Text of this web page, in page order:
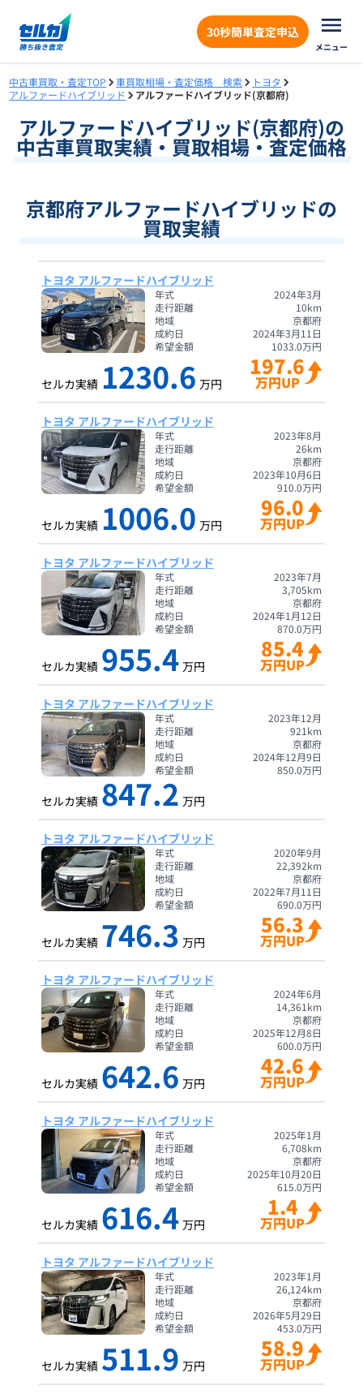
30秒簡単査定申込
メニュー
中古車買取・査定TOP 車買取相場・査定価格 検索
トヨタ
アルファードハイブリッド
アルファードハイブリッド(京都府)
アルファードハイブリッド(京都府)の
中古車買取実績・買取相場・査定価格
京都府アルファードハイブリッドの
買取実績
トヨタ アルファードハイブリッド
年式
2024年3月
走行距離
10km
地域
京都府
成約日
2024年3月11日
希望金額
1033.0万円
セルカ実績 1230.6 万円
197.6
万円UP
トヨタ アルファードハイブリッド
年式
2023年8月
走行距離
26km
地域
京都府
成約日
2023年10月6日
希望金額
910.0万円
セルカ実績 1006.0 万円
96.0
万円UP
トヨタ アルファードハイブリッド
年式
2023年7月
走行距離
3,705km
地域
京都府
成約日
2024年1月12日
希望金額
870.0万円
セルカ実績 955.4 万円
85.4
万円UP
トヨタ アルファードハイブリッド
年式
2023年12月
走行距離
921 km
地域
京都府
成約日
2024年12月9日
希望金額
850.0万円
セルカ実績 847.2 万円
トヨタ アルファードハイブリッド
年式
2020年9月
走行距離
22,392km
地域
京都府
成約日
2022年7月11日
希望金額
690.0万円
セルカ実績 746.3 万円
56.3
万円UP
トヨタ アルファードハイブリッド
年式
2024年6月
走行距離
14,361 km
地域
京都府
成約日
2025年12月8日
希望金額
600.0万円
セルカ実績 642.6 万円
42.6
万円UP
トヨタ アルファードハイブリッド
年式
2025年1月
走行距離
6,708km
地域
京都府
成約日
2025年10月20日
希望金額
615.0万円
セルカ実績 616.4 万円
1.4
万円UP
トヨタ アルファードハイブリッド
年式
2023年1月
走行距離
26,124km
地域
京都府
成約日
2026年5月29日
希望金額
453.0万円
セルカ実績 511.9 万円
58.9
万円UP